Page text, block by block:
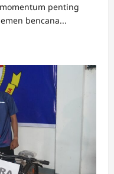
penting
bencana...